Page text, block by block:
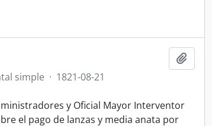
simple · 1821-08-21
y Oficial Mayor Interventor
el pago de lanzas y media anata por